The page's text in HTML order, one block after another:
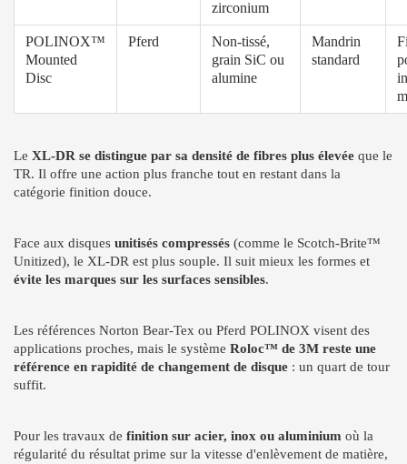
zirconium
POLINOX™
Mounted
Disc
Pferd
Non-tissé,
grain SiC ou
alumine
Mandrin
standard
Le XL-DR se distingue par sa densité de fibres plus élevée que le
TR. Il offre une action plus franche tout en restant dans la
catégorie finition douce.
Face aux disques unitisés compressés (comme le Scotch-Brite™
Unitized), le XL-DR est plus souple. Il suit mieux les formes et
évite les marques sur les surfaces sensibles.
Les références Norton Bear-Tex ou Pferd POLINOX visent des
applications proches, mais le système Roloc™ de 3M reste une
référence en rapidité de changement de disque : un quart de tour
suffit.
Pour les travaux de finition sur acier, inox ou aluminium où la
régularité du résultat prime sur la vitesse d'enlèvement de matière,